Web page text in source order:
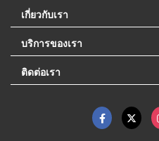
เกี่ยวกับเรา
บริการของเรา
ติดต่อเรา